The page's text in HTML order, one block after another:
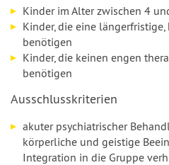
Kinder im Alter zwischen 4
Kinder, die eine
benötigen
Kinder, die keinen engen
benötigen
Ausschlusskriterien
akuter psychiatrischer
körperliche und geistige
Integration in die Gruppe